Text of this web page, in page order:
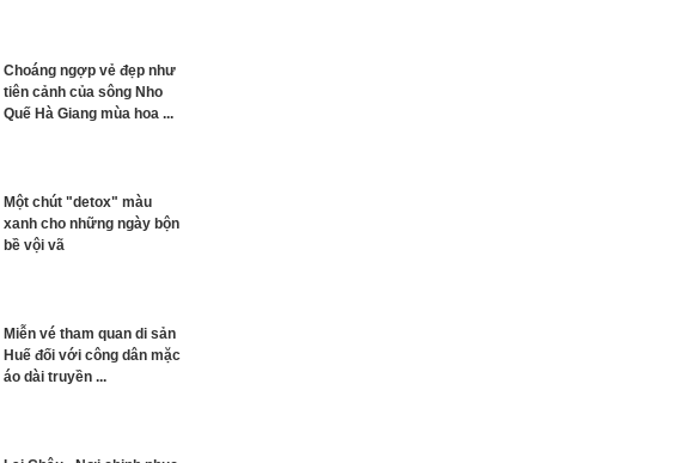
Choáng ngợp vẻ đẹp như
tiên cảnh của sông Nho
Quế Hà Giang mùa hoa ...
Một chút "detox" màu
xanh cho những ngày bộn
bề vội vã
Miễn vé tham quan di sản
Huế đối với công dân mặc
áo dài truyền ...